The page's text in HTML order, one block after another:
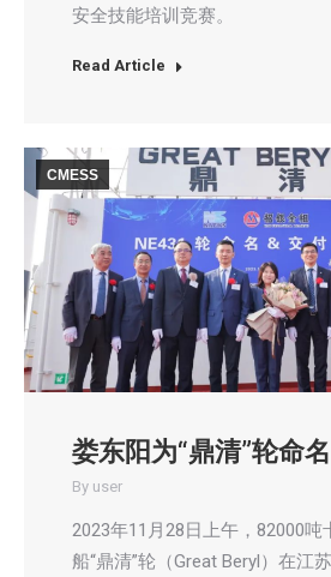
安全技能培训竞赛。
Read Article
CMESS
娄东阳为“鼎清”轮命名
By user
2023年11月28日上午，82000吨
船“鼎清”轮（Great Beryl）在江